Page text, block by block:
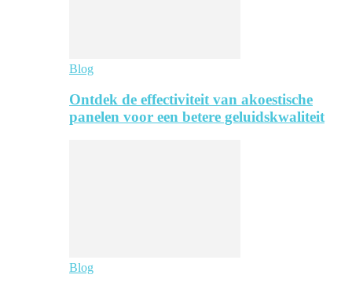
Blog
Ontdek de effectiviteit van akoestische
panelen voor een betere geluidskwaliteit
Blog